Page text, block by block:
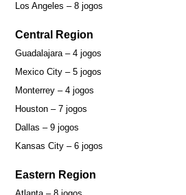
Los Angeles – 8 jogos
Central Region
Guadalajara – 4 jogos
Mexico City – 5 jogos
Monterrey – 4 jogos
Houston – 7 jogos
Dallas – 9 jogos
Kansas City – 6 jogos
Eastern Region